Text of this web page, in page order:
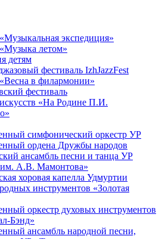
экспедиция»
летом»
детям
фестиваль IzhJazzFest
в филармонии»
фестиваль
«На Родине П.И.
симфонический оркестр УР
ордена Дружбы народов
ансамбль песни и танца УР
им. А.В. Мамонтова»
хоровая капелла Удмуртии
инструментов «Золотая
оркестр духовых инструментов
Бэнд»
ансамбль народной песни,